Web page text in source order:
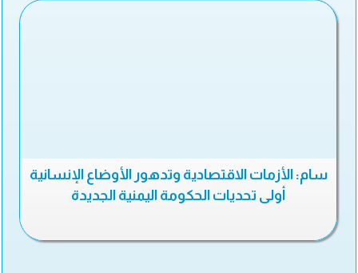
سام: الأزمات الاقتصادية وتدهور الأوضاع الإنسانية
أولى تحديات الحكومة اليمنية الجديدة